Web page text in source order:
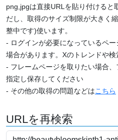
png,jpgは直接URLを貼り付けると
だし、取得のサイズ制限が大きく
整中です)使います。
- ログインが必要になっているペ
場合があります。Xのトレンドや検
- フレームページを取りたい場合
指定し保存してください
- その他の取得の問題などはこちら
URLを再検索